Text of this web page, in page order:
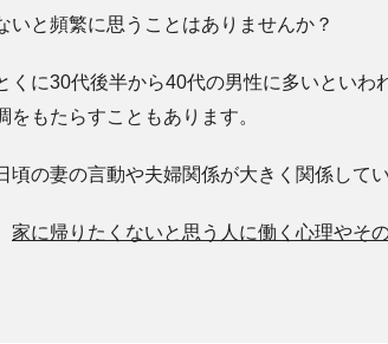
いと頻繁に思うことはありませんか？
くに30代後半から40代の男性に多いといわ
をもたらすこともあります。
頃の妻の言動や夫婦関係が大きく関係してい
家に帰りたくないと思う人に働く心理やそ